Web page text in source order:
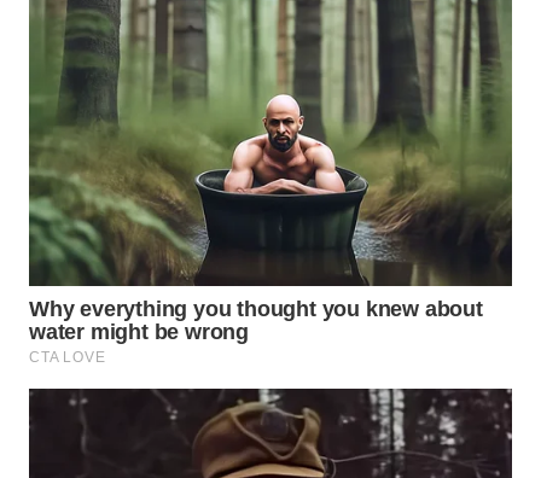
WN
SOLO
WN
BOROBUDUR
WN
MADURA
WN
SURABAYA
WN
NATUNA